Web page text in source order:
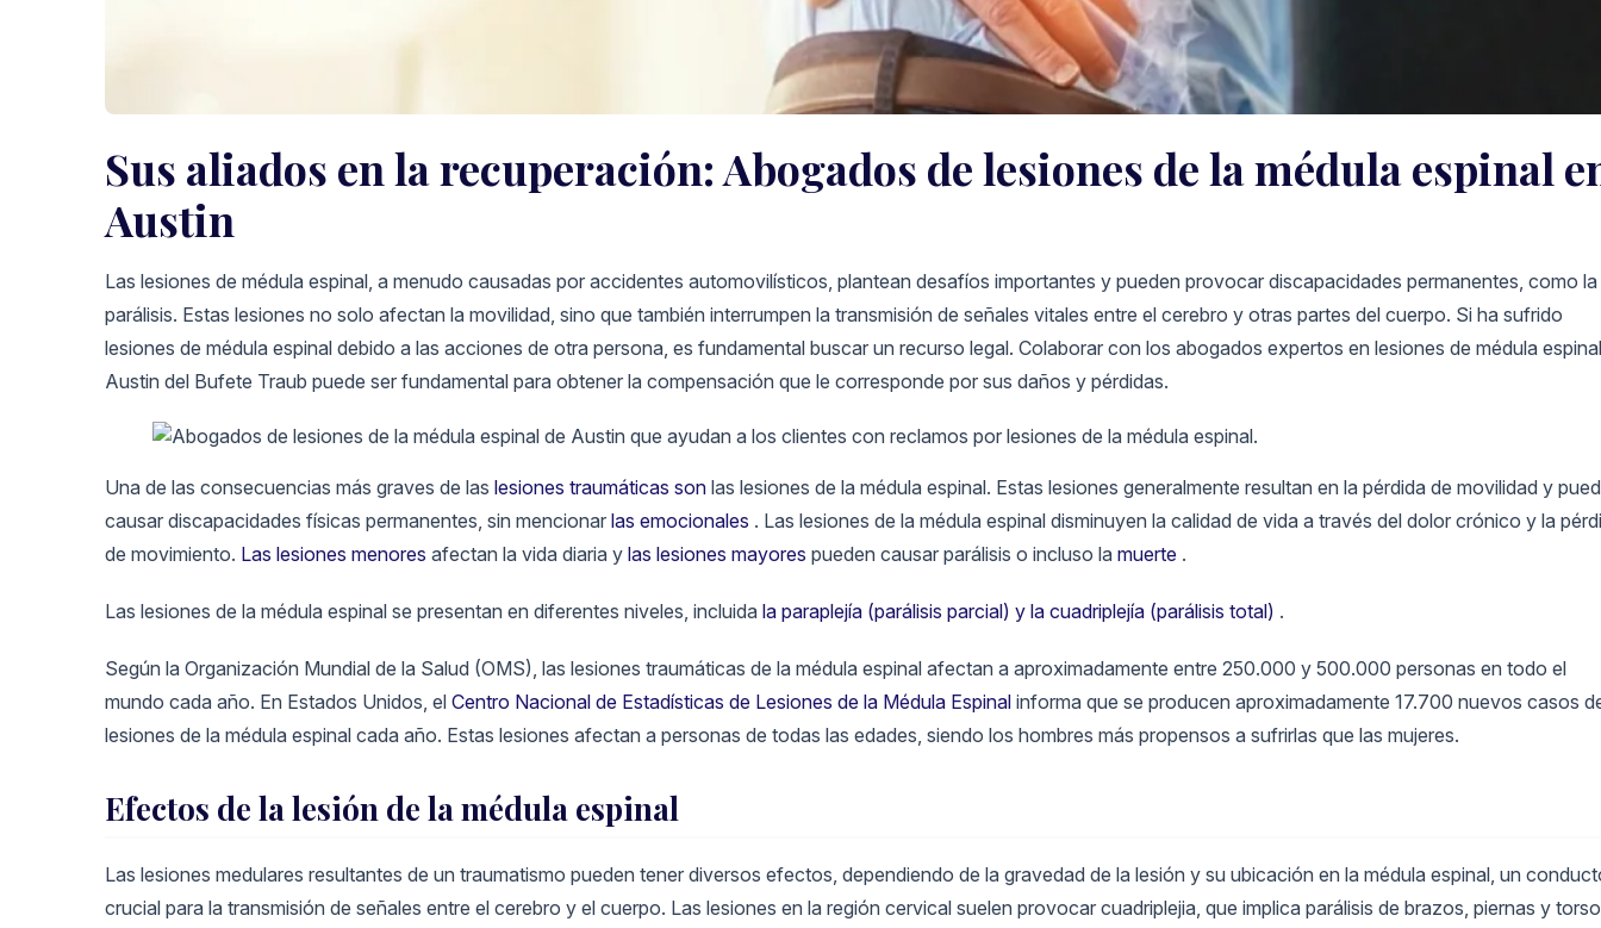
Sus aliados en la recuperación: Abogados de lesiones de la médula espinal
Austin
Las lesiones de médula espinal, a menudo causadas por accidentes automovilísticos, plantean desafíos importantes y pueden provocar discapacidades permanentes, como la
parálisis. Estas lesiones no solo afectan la movilidad, sino que también interrumpen la transmisión de señales vitales entre el cerebro y otras partes del cuerpo. Si ha sufrido
lesiones de médula espinal debido a las acciones de otra persona, es fundamental buscar un recurso legal. Colaborar con los abogados expertos en lesiones de médula
Austin del Bufete Traub puede ser fundamental para obtener la compensación que le corresponde por sus daños y pérdidas.
Una de las consecuencias más graves de las lesiones traumáticas son las lesiones de la médula espinal. Estas lesiones generalmente resultan en la pérdida de movilidad y
causar discapacidades físicas permanentes, sin mencionar las emocionales . Las lesiones de la médula espinal disminuyen la calidad de vida a través del dolor crónico y la
de movimiento. Las lesiones menores afectan la vida diaria y las lesiones mayores pueden causar parálisis o incluso la muerte .
Las lesiones de la médula espinal se presentan en diferentes niveles, incluida la paraplejía (parálisis parcial) y la cuadriplejía (parálisis total) .
Según la Organización Mundial de la Salud (OMS), las lesiones traumáticas de la médula espinal afectan a aproximadamente entre 250.000 y 500.000 personas en todo el
mundo cada año. En Estados Unidos, el Centro Nacional de Estadísticas de Lesiones de la Médula Espinal informa que se producen aproximadamente 17.700 nuevos casos
lesiones de la médula espinal cada año. Estas lesiones afectan a personas de todas las edades, siendo los hombres más propensos a sufrirlas que las mujeres.
Efectos de la lesión de la médula espinal
Las lesiones medulares resultantes de un traumatismo pueden tener diversos efectos, dependiendo de la gravedad de la lesión y su ubicación en la médula espinal, un
crucial para la transmisión de señales entre el cerebro y el cuerpo. Las lesiones en la región cervical suelen provocar cuadriplejia, que implica parálisis de brazos, piernas y